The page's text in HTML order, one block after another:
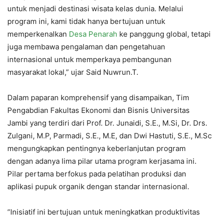
untuk menjadi destinasi wisata kelas dunia. Melalui
program ini, kami tidak hanya bertujuan untuk
memperkenalkan Desa Penarah ke panggung global, tetapi
juga membawa pengalaman dan pengetahuan
internasional untuk memperkaya pembangunan
masyarakat lokal,” ujar Said Nuwrun.T.
Dalam paparan komprehensif yang disampaikan, Tim
Pengabdian Fakultas Ekonomi dan Bisnis Universitas
Jambi yang terdiri dari Prof. Dr. Junaidi, S.E., M.Si, Dr. Drs.
Zulgani, M.P, Parmadi, S.E., M.E, dan Dwi Hastuti, S.E., M.Sc
mengungkapkan pentingnya keberlanjutan program
dengan adanya lima pilar utama program kerjasama ini.
Pilar pertama berfokus pada pelatihan produksi dan
aplikasi pupuk organik dengan standar internasional.
“Inisiatif ini bertujuan untuk meningkatkan produktivitas